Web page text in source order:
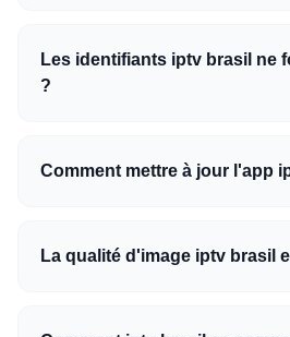
Les identifiants iptv brasil ne
?
Comment mettre à jour l'app
La qualité d'image iptv brasil